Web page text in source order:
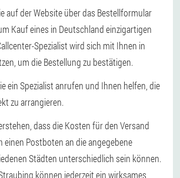
auf der Website über das Bestellformular
Kauf eines in Deutschland einzigartigen
Spezialist wird sich mit Ihnen in
um die Bestellung zu bestätigen.
ein Spezialist anrufen und Ihnen helfen, die
zu arrangieren.
dass die Kosten für den Versand
einen Postboten an die angegebene
Städten unterschiedlich sein können.
können jederzeit ein wirksames